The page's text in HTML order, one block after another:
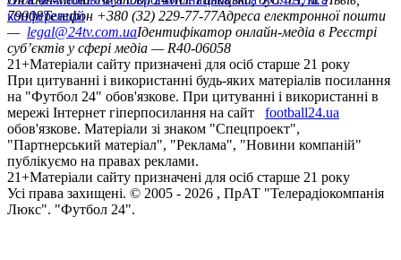
конференцій
79008Телефон +380 (32) 229-77-77Адреса електронної пошти
— legal@24tv.com.uaІдентифікатор онлайн-медіа в Реєстрі
суб’єктів у сфері медіа — R40-06058
21+Матеріали сайту призначені для осіб старше 21 року
При цитуванні і використанні будь-яких матеріалів посилання
на "Футбол 24" обов'язкове. При цитуванні і використанні в
мережі Інтернет гіперпосилання на сайт
football24.ua
обов'язкове. Матеріали зі знаком "Спецпроект",
"Партнерський матеріал", "Реклама", "Новини компаній"
публікуємо на правах реклами.
21+Матеріали сайту призначені для осіб старше 21 року
Усi права захищенi. © 2005 - 2026 , ПрАТ "Телерадіокомпанія
Люкс". "Футбол 24".